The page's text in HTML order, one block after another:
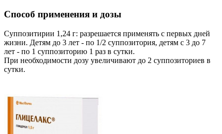
Способ применения и дозы
Суппозитирии 1,24 г: разрешается применять с первых дней
жизни. Детям до 3 лет - по 1/2 суппозитория, детям с 3 до 7
лет - по 1 суппозиторию 1 раз в сутки.
При необходимости дозу увеличивают до 2 суппозиториев в
сутки.